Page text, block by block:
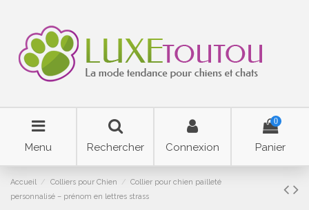
Menu Rechercher Connexion
0
Panier
Accueil Colliers pour Chien
Collier pour chien pailleté
personnalisé – prénom en lettres strass